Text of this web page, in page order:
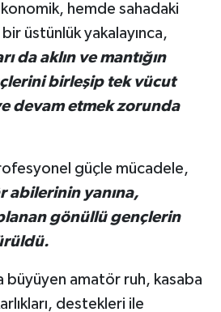
hemde sahadaki
üstünlük yakalayınca,
da aklın ve mantığın
birleşip tek vücut
devam etmek zorunda
güçle mücadele,
abilerinin yanına,
gönüllü gençlerin
büyüyen amatör ruh, kasaba
destekleri ile